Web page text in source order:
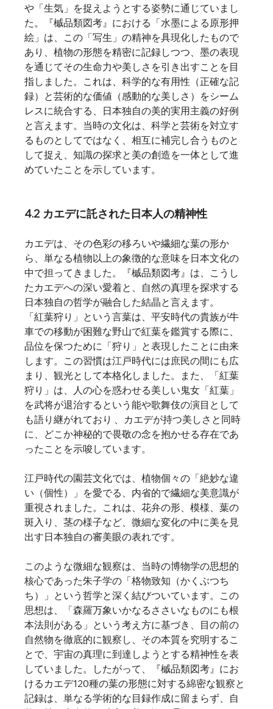
や「生気」を捉えようとする姿勢に通じていまし
た。『槭品類図考』における「水墨による原形押
絵」は、この「写生」の精神を具現化したもので
あり、植物の形態を精密に記録しつつ、墨の表現
を通じてその生命力や美しさを引き出すことを目
指しました。これは、科学的な有用性（正確な記
録）と芸術的な価値（感動的な美しさ）をシーム
レスに統合する、日本独自の美的実用主義の好例
と言えます。当時の文化は、科学と芸術を対立す
るものとしてではなく、相互に補完し合うものと
して捉え、知識の探求と美の創造を一体として進
めていたことを示しています。
4.2 カエデに託された日本人の精神性
カエデは、その色彩の移ろいや繊細な葉の形か
ら、単なる植物以上の象徴的な意味を日本文化の
中で担ってきました。『槭品類図考』は、こうし
たカエデへの深い愛着と、自然の真理を探求する
日本独自の哲学が融合した結晶と言えます。
「紅葉狩り」という言葉は、平安時代の貴族が牛
車での移動が困難な野山で紅葉を鑑賞する際に、
品位を保つために「狩り」と表現したことに由来
します。この習慣は江戸時代には庶民の間にも広
まり、観光として本格化しました。また、「紅葉
狩り」は、人の心を惑わせる美しい鬼女「紅葉」
を武将が退治するという能や歌舞伎の演目として
も語り継がれており 、カエデが持つ美しさと同時
に、どこか神秘的で畏敬の念を抱かせる存在であ
ったことを示唆しています。
江戸時代の園芸文化では、植物個々の「絶妙な違
い（個性）」を愛でる、内省的で繊細な美意識が
重視されました。これは、花弁の形、模様、葉の
斑入り、茎の様子など、微細な変化の中に美を見
出す日本独自の審美眼の表れです。
このような微細な観察は、当時の博物学の思想的
核心であった朱子学の「格物致知（かくぶつち
ち）」という哲学と深く結びついています。この
思想は、「森羅万象いかなるささいなものにも根
本法則がある」という考え方に基づき、目の前の
自然物を徹底的に観察し、その本質を究明するこ
とで、宇宙の真理に到達しようとする精神性を表
していました。したがって、『槭品類図考』にお
けるカエデ120種の葉の形態に対する綿密な観察と
記録は、単なる学術的な目録作成に留まらず、自